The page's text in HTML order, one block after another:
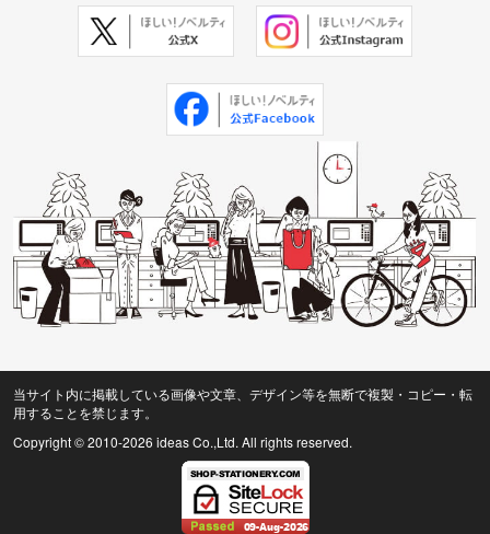
当サイト内に掲載している画像や文章、デザイン等を無断で複製・コピー・転
用することを禁じます。
Copyright © 2010-2026 ideas Co.,Ltd. All rights reserved.